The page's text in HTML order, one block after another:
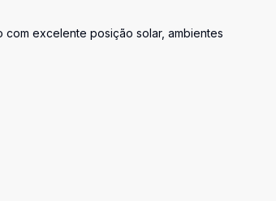
excelente posição solar, ambientes